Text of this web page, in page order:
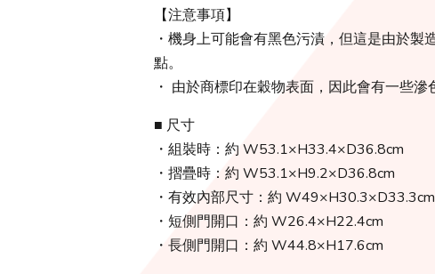
【注意事項】
・機身上可能會有黑色污漬，但這是由於
點。
・ 由於商標印在穀物表面，因此會有一些滲
■ 尺寸
・組裝時：約 W53.1×H33.4×D36.8cm
・摺疊時：約 W53.1×H9.2×D36.8cm
・有效內部尺寸：約 W49×H30.3×D33.3cm
・短側門開口：約 W26.4×H22.4cm
・長側門開口：約 W44.8×H17.6cm